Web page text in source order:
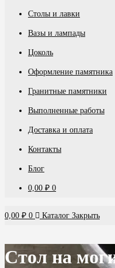
Столы и лавки
Вазы и лампады
Цоколь
Оформление памятника
Гранитные памятники
Выполненные работы
Доставка и оплата
Контакты
Блог
0,00 ₽ 0
0,00 ₽ 0 Каталог Закрыть
Стол на